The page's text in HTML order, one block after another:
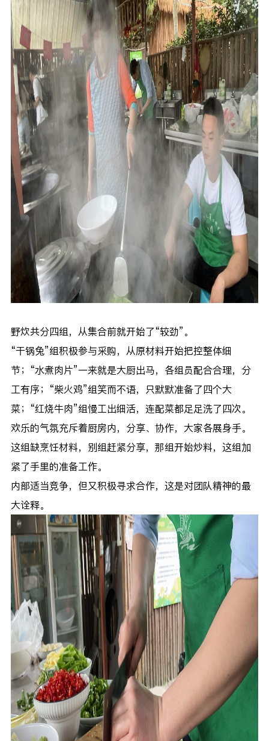
野炊共分四组，从集合前就开始了“较劲”。
“干锅兔”组积极参与采购，从原材料开始把控整体细
节；“水煮肉片”一来就是大厨出马，各组员配合合理，分
工有序；“柴火鸡”组笑而不语，只默默准备了四个大
菜；“红烧牛肉”组慢工出细活，连配菜都足足洗了四次。
欢乐的气氛充斥着厨房内，分享、协作，大家各展身手。
这组缺烹饪材料，别组赶紧分享，那组开始炒料，这组加
紧了手里的准备工作。
内部适当竞争，但又积极寻求合作，这是对团队精神的最
大诠释。